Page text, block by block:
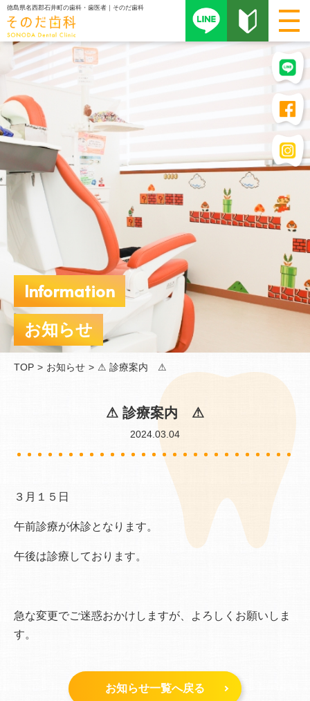
徳島県名西郡石井町の歯科・歯医者｜そのだ歯科
Information
お知らせ
TOP お知らせ ⚠︎ 診療案内 ⚠︎
⚠︎ 診療案内 ⚠︎
2024.03.04
３月１５日
午前診療が休診となります。
午後は診療しております。
急な変更でご迷惑おかけしますが、よろしくお願いしま
す。
お知らせ一覧へ戻る